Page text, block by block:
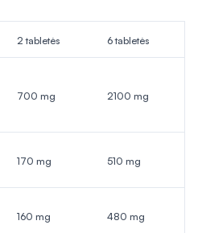
2 tabletės 6 tabletės
700 mg 2100 mg
170 mg 510 mg
160 mg 480 mg